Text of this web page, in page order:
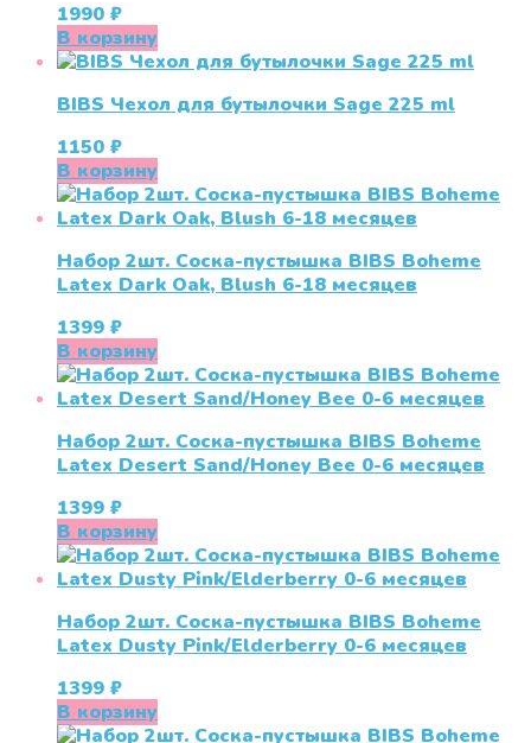
1990 ₽
В корзину
BIBS Чехол для бутылочки Sage 225 ml
1150 ₽
В корзину
Набор 2шт. Соска-пустышка BIBS Boheme
Latex Dark Oak, Blush 6-18 месяцев
1399 ₽
В корзину
Набор 2шт. Соска-пустышка BIBS Boheme
Latex Desert Sand/Honey Bee 0-6 месяцев
1399 ₽
В корзину
Набор 2шт. Соска-пустышка BIBS Boheme
Latex Dusty Pink/Elderberry 0-6 месяцев
1399 ₽
В корзину